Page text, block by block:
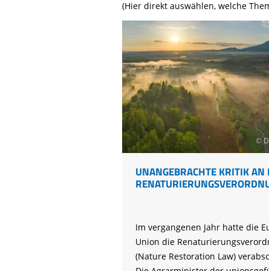
bestellen
Life-Natur-Projekte
Auffangstation
International
(Hier direkt auswählen, welche
©
UNANGEBRACHTE KRITIK AN
Im vergangenen Jahr hatte die
Union die
(Nature Restoration Law)